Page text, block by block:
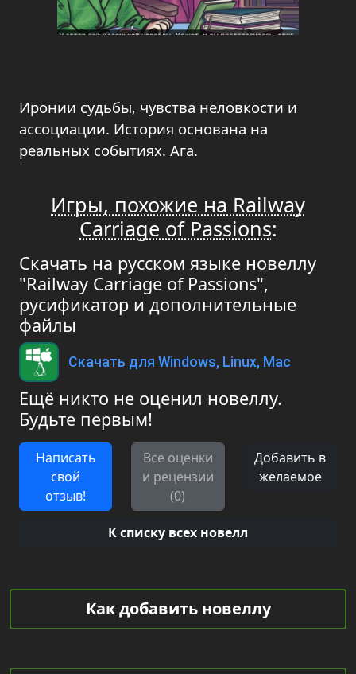
Иронии судьбы, чувства неловкости и
ассоциации. История основана на
реальных событиях. Ага.
Игры, похожие на Railway
Carriage of Passions:
Скачать на русском языке новеллу
"Railway Carriage of Passions",
русификатор и дополнительные
файлы
Скачать для Windows, Linux, Mac
Ещё никто не оценил новеллу.
Будьте первым!
Написать
свой
отзыв!
Все оценки
и рецензии
(0)
Добавить в
желаемое
К списку всех новелл
Как добавить новеллу